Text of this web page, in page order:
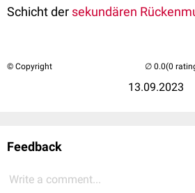
Schicht der sekundären
© Copyright
13.09.2023
(0
Feedback
Write a comment...